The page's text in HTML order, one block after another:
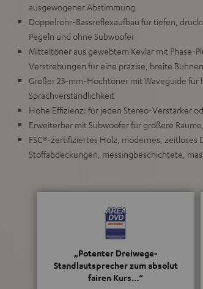
ausgewogener Abstimmung
Doppelrohr-Bassreflexaufbau für tiefen,
Pegeln und ohne Subwoofer
Mitteltöner aus gewebtem Kevlar mit Phase-
Verstrebungen für eine präzise, breite
Großer 25-mm-Hochtöner mit Waveguide für
Sprachverständlichkeit
Hohe Effizienz: für jeden Stereo-Verstärker
Erweiterbar mit Subwoofer für größere
FSC®-zertifiziertes Holz, modernes, zeitloses
Stoffabdeckungen, messingbeschichtete,
„Potenter Dreiwege-
Standlautsprecher zum absolut
fairen Kurs…“